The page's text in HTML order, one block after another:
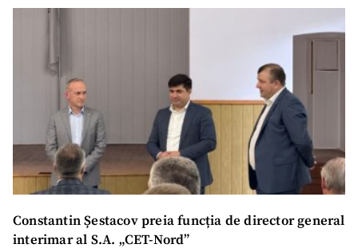
Constantin Șestacov preia funcția de director general
interimar al S.A. „CET-Nord”